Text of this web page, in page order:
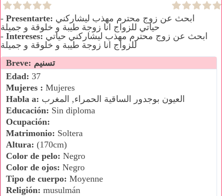
- Presentarte:
حياتي للزواج انا زوجة طيبة و خلوقة و جميلة
- Intereses:
للزواج انا زوجة طيبة و خلوقة و جميلة
Breve: تسنيم
Edad: 37
Mujeres : Mujeres
Habla a: العيون بوجدور الساقية الحمراء, المغرب
Educación: Sin diploma
Ocupación:
Matrimonio: Soltera
Altura: (170cm)
Color de pelo: Negro
Color de ojos: Negro
Tipo de cuerpo: Moyenne
Religión: musulmán